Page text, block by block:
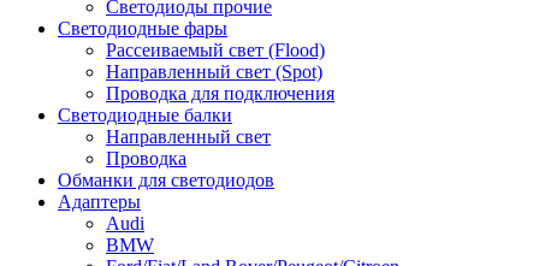
Светодиоды прочие
Светодиодные фары
Рассеиваемый свет (Flood)
Направленный свет (Spot)
Проводка для подключения
Светодиодные балки
Направленный свет
Проводка
Обманки для светодиодов
Адаптеры
Audi
BMW